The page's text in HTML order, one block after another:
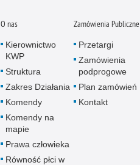
O nas
Kierownictwo
KWP
Struktura
Zakres Działania
Komendy
Komendy na
mapie
Prawa człowieka
Równość płci w
Zamówienia Publiczne
Przetargi
Zamówienia
podprogowe
Plan zamówień
Kontakt